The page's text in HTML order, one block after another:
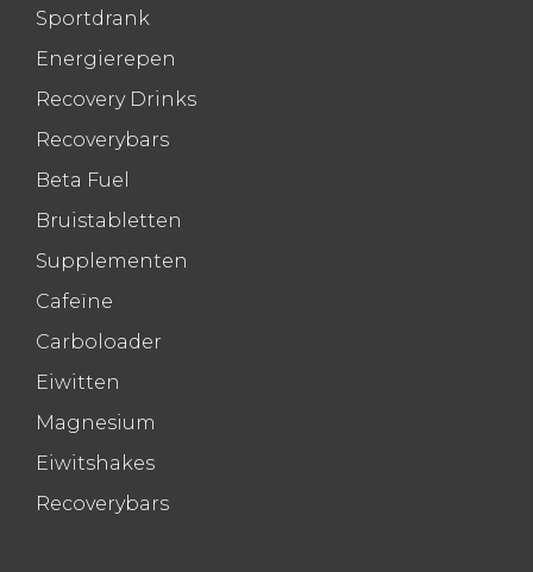
Sportdrank
Energierepen
Recovery Drinks
Recoverybars
Beta Fuel
Bruistabletten
Supplementen
Cafeïne
Carboloader
Eiwitten
Magnesium
Eiwitshakes
Recoverybars